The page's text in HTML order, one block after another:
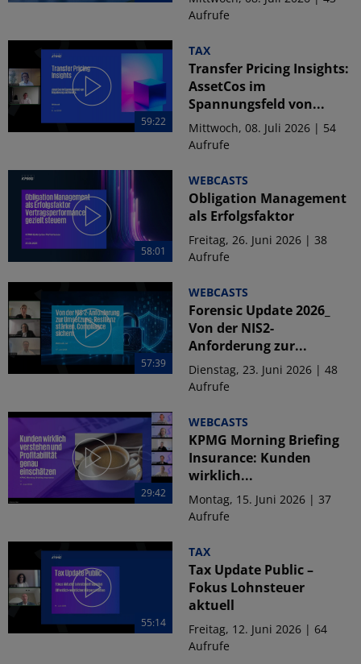
Aufrufe
59:22
TAX
Transfer Pricing Insights:
AssetCos im
Spannungsfeld von...
Mittwoch, 08. Juli 2026 | 54
Aufrufe
58:01
WEBCASTS
Obligation Management
als Erfolgsfaktor
Freitag, 26. Juni 2026 | 38
Aufrufe
57:39
WEBCASTS
Forensic Update 2026_
Von der NIS2-
Anforderung zur...
Dienstag, 23. Juni 2026 | 48
Aufrufe
29:42
WEBCASTS
KPMG Morning Briefing
Insurance: Kunden
wirklich...
Montag, 15. Juni 2026 | 37
Aufrufe
55:14
TAX
Tax Update Public –
Fokus Lohnsteuer
aktuell
Freitag, 12. Juni 2026 | 64
Aufrufe